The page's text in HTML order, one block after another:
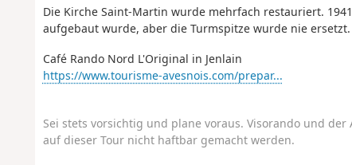
Die Kirche Saint-Martin wurde mehrfach restauriert.
aufgebaut wurde, aber die Turmspitze wurde nie ersetzt.
Café Rando Nord L'Original in Jenlain
https://www.tourisme-avesnois.com/prepar...
Sei stets vorsichtig und plane voraus. Visorando und
auf dieser Tour nicht haftbar gemacht werden.